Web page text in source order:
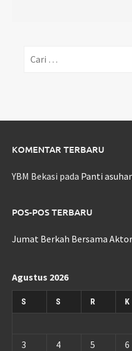
untuk:
KOMENTAR TERBARU
YBM Bekasi pada Panti
POS-POS TERBARU
Jumat Berkah Bersama
Agustus 2026
S S R K
3
4 5 6